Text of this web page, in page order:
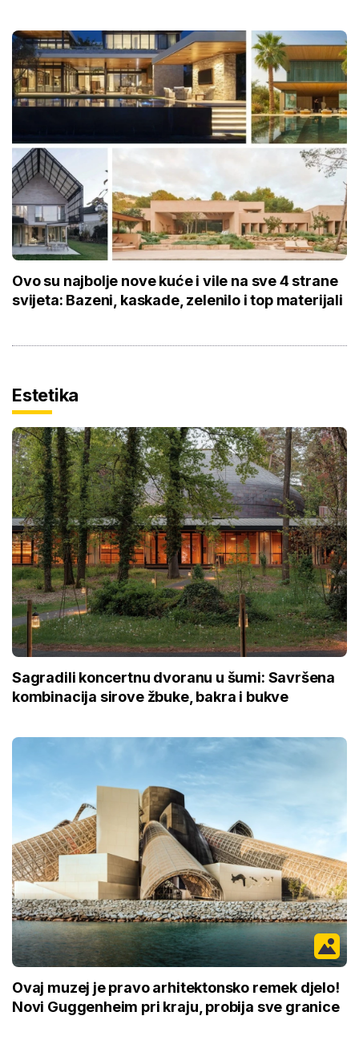
Ovo su najbolje nove kuće i vile na sve 4 strane
svijeta: Bazeni, kaskade, zelenilo i top materijali
Estetika
Sagradili koncertnu dvoranu u šumi: Savršena
kombinacija sirove žbuke, bakra i bukve
Ovaj muzej je pravo arhitektonsko remek djelo!
Novi Guggenheim pri kraju, probija sve granice